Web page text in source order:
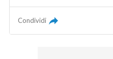
Condividi